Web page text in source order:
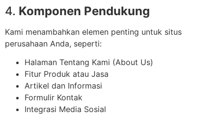
4. Komponen Pendukung
Kami menambahkan elemen penting untuk situs
perusahaan Anda, seperti:
Halaman Tentang Kami (About Us)
Fitur Produk atau Jasa
Artikel dan Informasi
Formulir Kontak
Integrasi Media Sosial